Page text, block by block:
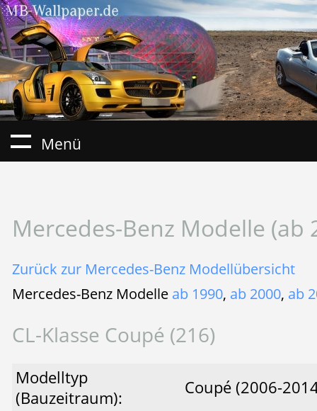
Menü
Mercedes-Benz Modelle (ab
Zurück zur Mercedes-Benz Modellübersicht
Mercedes-Benz Modelle ab 1990, ab 2000, ab
CL-Klasse Coupé (216)
Modelltyp
(Bauzeitraum):
Coupé (2006-